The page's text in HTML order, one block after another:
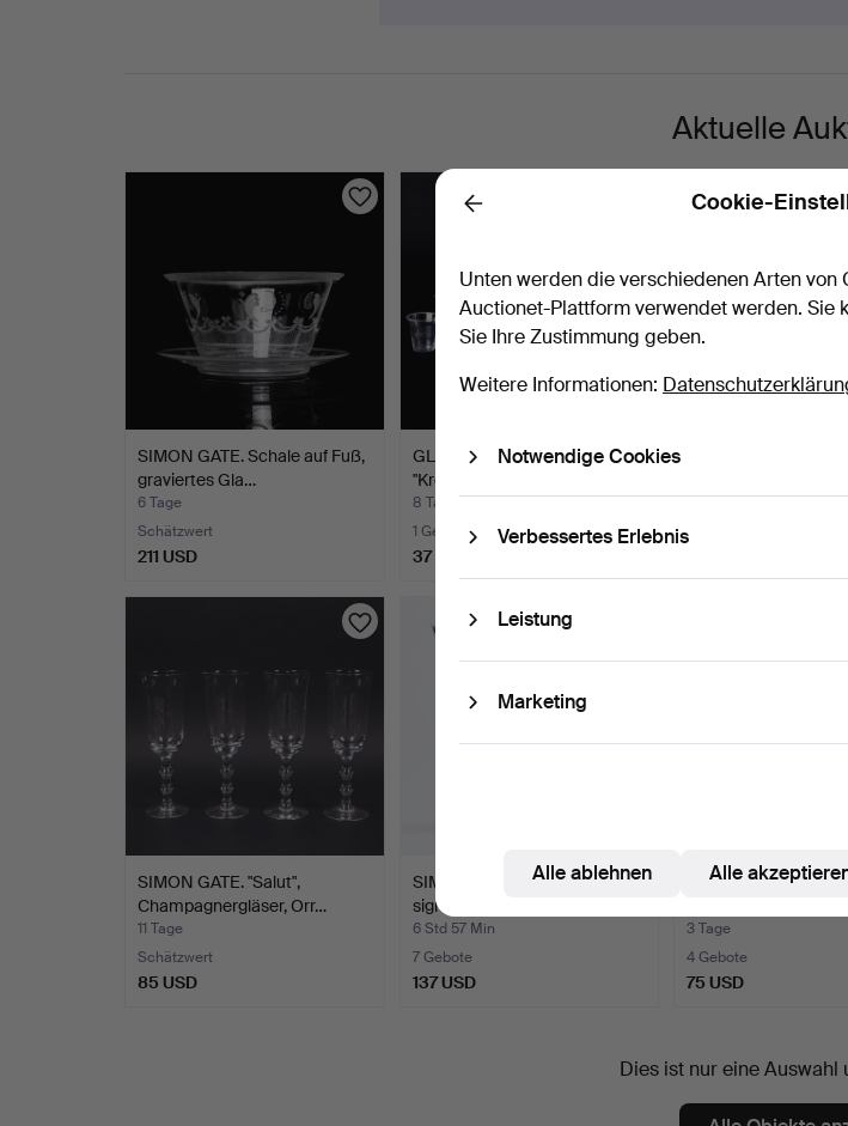
Aktuelle
SIMON GATE. Schale auf Fuß,
graviertes Gla…
6 Tage
Schätzwert
211 USD
GLASSERVIS, 41 Teile,
"Kronprinsservisen",…
8 Tage
1 Gebot
37 USD
6 Tage
Schätzwert
SIMON GATE. "Salut",
Champagnergläser, Orr…
11 Tage
Schätzwert
85 USD
SIMON GATE. Fußschale,
signiert und datier…
6 Std 57 Min
7 Gebote
137 USD
SIMON GATE. VASE.
3 Tage
4 Gebote
75 USD
Dies ist nur eine Auswahl
Back Cookie-
Unten werden die verschiedenen Arten
Auctionet-Plattform verwendet werden. Sie
Sie Ihre Zustimmung geben.
Weitere Informationen:
Notwendige Cookies
Verbessertes Erlebnis
Leistung
Marketing
Alle ablehnen Alle